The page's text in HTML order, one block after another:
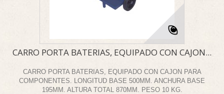
CARRO PORTA BATERIAS, EQUIPADO CON CAJON...
CARRO PORTA BATERIAS, EQUIPADO CON CAJON PARA
COMPONENTES. LONGITUD BASE 500MM. ANCHURA BASE
195MM. ALTURA TOTAL 870MM. PESO 10 KG.